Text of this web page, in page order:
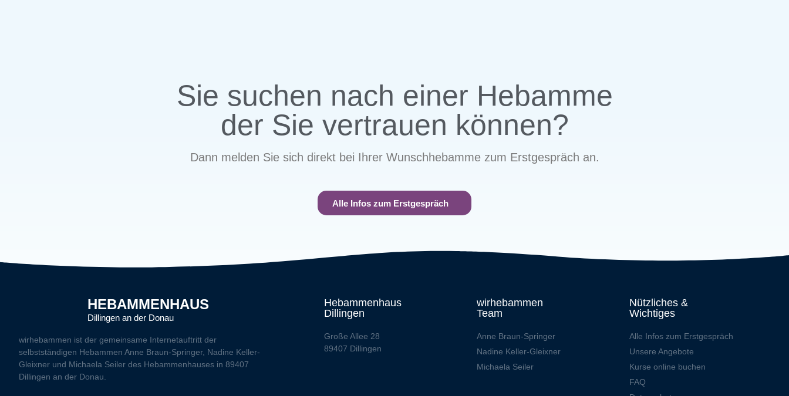
Sie suchen nach einer Hebamme
der Sie vertrauen können?
Dann melden Sie sich direkt bei Ihrer Wunschhebamme zum Erstgespräch an.
Alle Infos zum Erstgespräch
HEBAMMENHAUS
Dillingen an der Donau
wirhebammen ist der gemeinsame Internetauftritt der
selbstständigen Hebammen Anne Braun-Springer, Nadine Keller-
Gleixner und Michaela Seiler des Hebammenhauses in 89407
Dillingen an der Donau.
Hebammenhaus
Dillingen
Große Allee 28
89407 Dillingen
wirhebammen
Team
Anne Braun-Springer
Nadine Keller-Gleixner
Michaela Seiler
Nützliches &
Wichtiges
Alle Infos zum Erstgespräch
Unsere Angebote
Kurse online buchen
FAQ